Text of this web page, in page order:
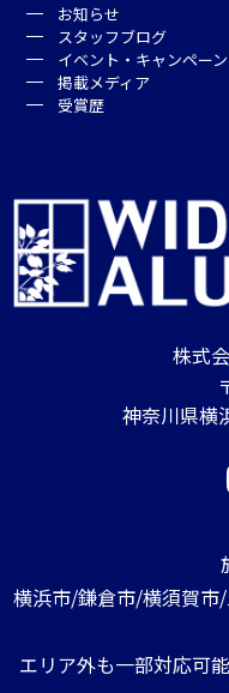
お知らせ
スタッフブログ
イベント・キャンペーン
掲載メディア
受賞歴
株式
神奈川県横
横浜市/鎌倉市/横須賀
エリア外も一部対応可